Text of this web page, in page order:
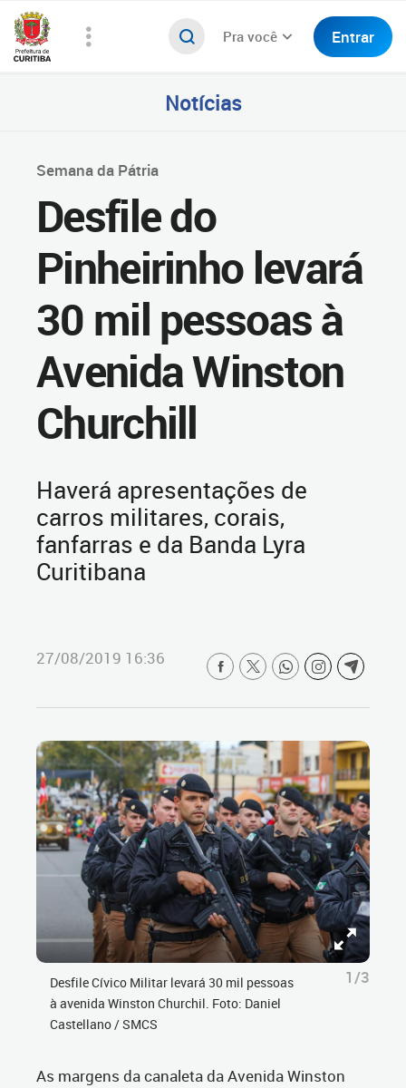
Pra você Entrar
Notícias
Semana da Pátria
Desfile do
Pinheirinho levará
30 mil pessoas à
Avenida Winston
Churchill
Haverá apresentações de
carros militares, corais,
fanfarras e da Banda Lyra
Curitibana
27/08/2019 16:36
Desfile Cívico Militar levará 30 mil pessoas
à avenida Winston Churchil. Foto: Daniel
Castellano / SMCS
1/3
As margens da canaleta da Avenida Winston